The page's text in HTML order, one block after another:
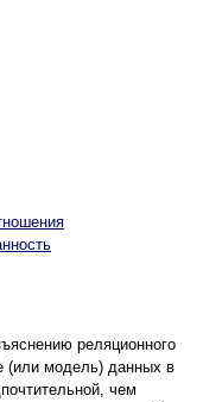
реляционного
(или модель) данных в
чем